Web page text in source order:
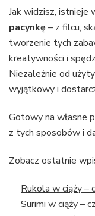
Jak widzisz, istnieje
pacynkę – z filcu,
tworzenie tych
kreatywności i
Niezależnie od
wyjątkowy i
Gotowy na własne
z tych sposobów i
Zobacz ostatnie
Rukola w ciąży –
Surimi w ciąży –